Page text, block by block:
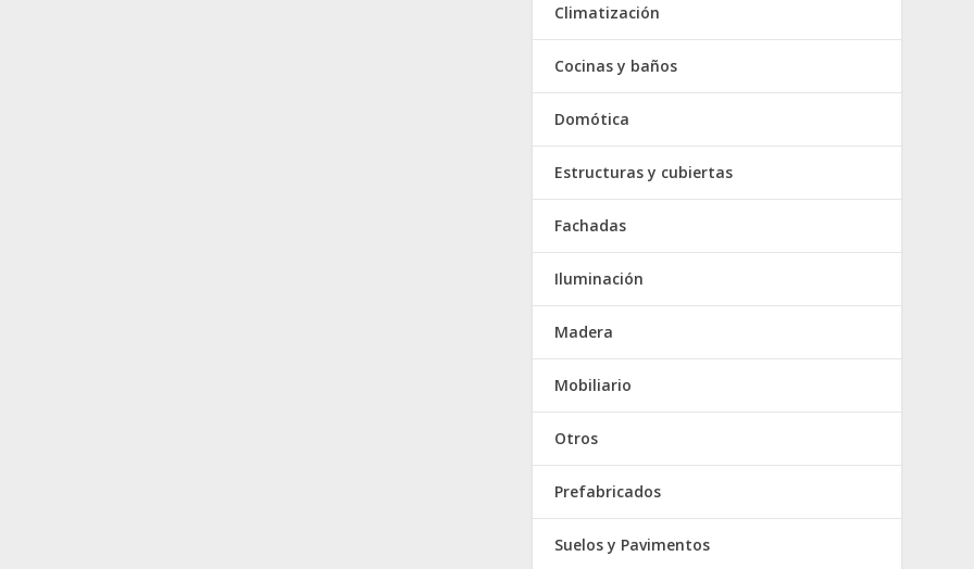
Climatización
Cocinas y baños
Domótica
Estructuras y cubiertas
Fachadas
Iluminación
Madera
Mobiliario
Otros
Prefabricados
Suelos y Pavimentos